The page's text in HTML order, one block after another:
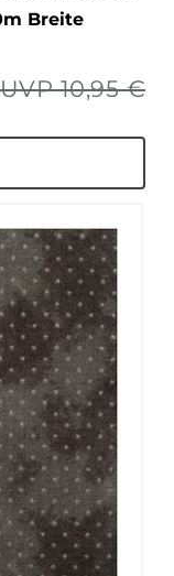
Breite
UVP 10,95 €